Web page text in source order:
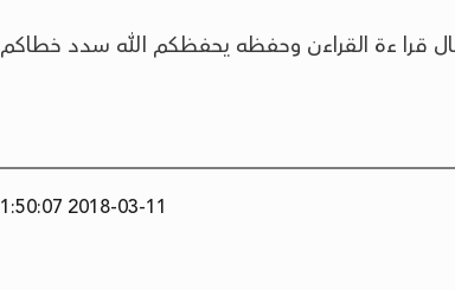
قرا ءة القراءن وحفظه يحفظكم الله سدد خطاكم
2018-03-11 11:50:07